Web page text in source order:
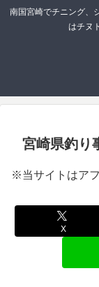
南国宮崎でチニング、
はチヌ
宮崎県釣り
※当サイトはア
X